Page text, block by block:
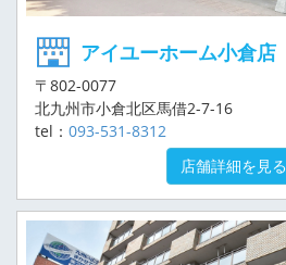
アイユーホーム小倉店
〒802-0077
北九州市小倉北区馬借2-7-16
tel： 093-531-8312
店舗詳細を見る